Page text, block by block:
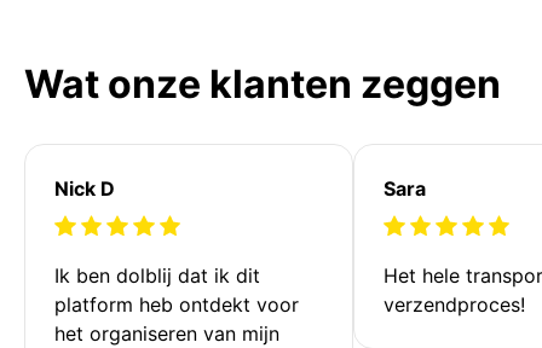
Wat onze klanten zeggen
Nick D
Ik ben dolblij dat ik dit
platform heb ontdekt voor
het organiseren van mijn
Sara
Het hele
verzendproces!